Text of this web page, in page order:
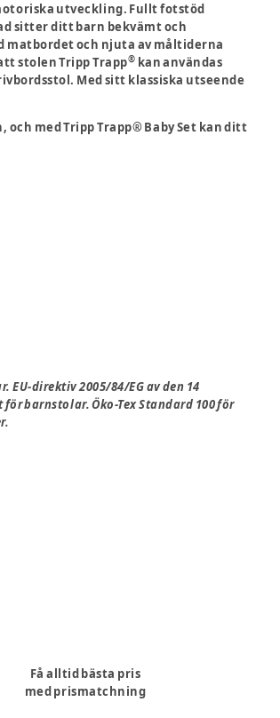
utveckling. Fullt fotstöd
sitter ditt barn bekvämt och
matbordet och njuta av måltiderna
stolen Tripp Trapp® kan användas
Med sitt klassiska utseende
med Tripp Trapp® Baby Set kan ditt
direktiv 2005/84/EG av den 14
barnstolar. Öko-Tex Standard 100 för
Få alltid bästa pris
med prismatchning